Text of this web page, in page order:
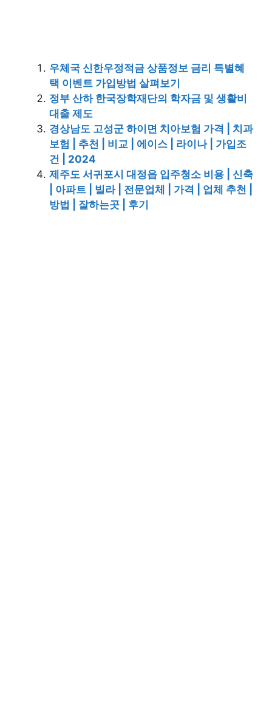
우체국 신한우정적금 상품정보 금리 특별혜
택 이벤트 가입방법 살펴보기
정부 산하 한국장학재단의 학자금 및 생활비
대출 제도
경상남도 고성군 하이면 치아보험 가격 | 치과
보험 | 추천 | 비교 | 에이스 | 라이나 | 가입조
건 | 2024
제주도 서귀포시 대정읍 입주청소 비용 | 신축
| 아파트 | 빌라 | 전문업체 | 가격 | 업체 추천 |
방법 | 잘하는곳 | 후기